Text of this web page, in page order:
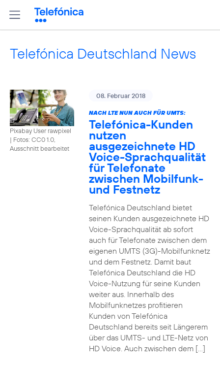
Telefónica Deutschland News
Pixabay User rawpixel
| Fotos: CC0 1.0,
Ausschnitt bearbeitet
08. Februar 2018
NACH LTE NUN AUCH FÜR UMTS:
Telefónica-Kunden
nutzen
ausgezeichnete HD
Voice-Sprachqualität
für Telefonate
zwischen Mobilfunk-
und Festnetz
Telefónica Deutschland bietet
seinen Kunden ausgezeichnete HD
Voice-Sprachqualität ab sofort
auch für Telefonate zwischen dem
eigenen UMTS (3G)-Mobilfunknetz
und dem Festnetz. Damit baut
Telefónica Deutschland die HD
Voice-Nutzung für seine Kunden
weiter aus. Innerhalb des
Mobilfunknetzes profitieren
Kunden von Telefónica
Deutschland bereits seit Längerem
über das UMTS- und LTE-Netz von
HD Voice. Auch zwischen dem […]